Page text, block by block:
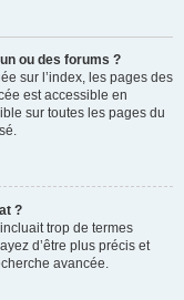
ou des forums ?
sur l’index, les pages des
est accessible en
sur toutes les pages du
?
trop de termes
d’être plus précis et
avancée.